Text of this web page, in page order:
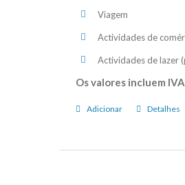
Viagem
Actividades de
Actividades de lazer
Os valores incluem
Adicionar Detalhes